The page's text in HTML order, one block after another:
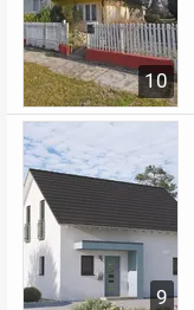
10
9